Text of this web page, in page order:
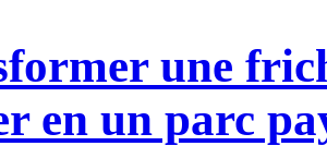
une
en un parc